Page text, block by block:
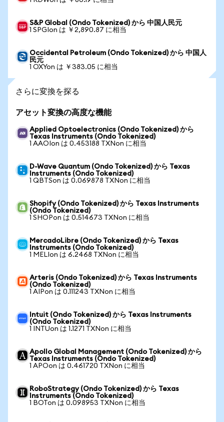
S&P Global (Ondo Tokenized) から 中国人民元
1 SPGIon は ￥2,890.87 に相当
Occidental Petroleum (Ondo Tokenized) から 中国人
民元
1 OXYon は ￥383.05 に相当
さらに変換を探る
アセット変換の高度な機能
Applied Optoelectronics (Ondo Tokenized) から
Texas Instruments (Ondo Tokenized)
1 AAOIon は 0.453188 TXNon に相当
D-Wave Quantum (Ondo Tokenized) から Texas
Instruments (Ondo Tokenized)
1 QBTSon は 0.069878 TXNon に相当
Shopify (Ondo Tokenized) から Texas Instruments
(Ondo Tokenized)
1 SHOPon は 0.514673 TXNon に相当
MercadoLibre (Ondo Tokenized) から Texas
Instruments (Ondo Tokenized)
1 MELIon は 6.2468 TXNon に相当
Arteris (Ondo Tokenized) から Texas Instruments
(Ondo Tokenized)
1 AIPon は 0.111243 TXNon に相当
Intuit (Ondo Tokenized) から Texas Instruments
(Ondo Tokenized)
1 INTUon は 1.1271 TXNon に相当
Apollo Global Management (Ondo Tokenized) から
Texas Instruments (Ondo Tokenized)
1 APOon は 0.461720 TXNon に相当
RoboStrategy (Ondo Tokenized) から Texas
Instruments (Ondo Tokenized)
1 BOTon は 0.098953 TXNon に相当